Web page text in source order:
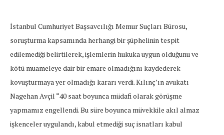
İstanbul Cumhuriyet Başsavcılığı Memur Suçları Bürosu,
soruşturma kapsamında herhangi bir şüphelinin tespit
edilemediği belirtilerek, işlemlerin hukuka uygun olduğunu ve
kötü muameleye dair bir emare olmadığını kaydederek
kovuşturmaya yer olmadığı kararı verdi. Kılınç’ın avukatı
Nagehan Avçil “40 saat boyunca müdafi olarak görüşme
yapmamız engellendi. Bu süre boyunca müvekkile akıl almaz
işkenceler uygulandı, kabul etmediği suç isnatları kabul